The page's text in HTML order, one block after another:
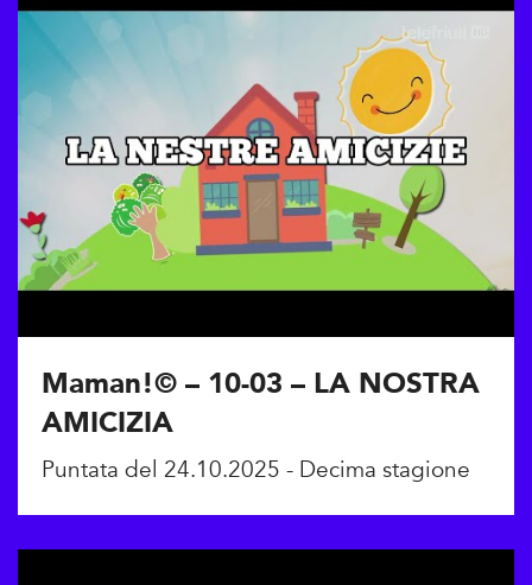
Maman!© – 10-03 – LA NOSTRA
AMICIZIA
Puntata del 24.10.2025 - Decima stagione